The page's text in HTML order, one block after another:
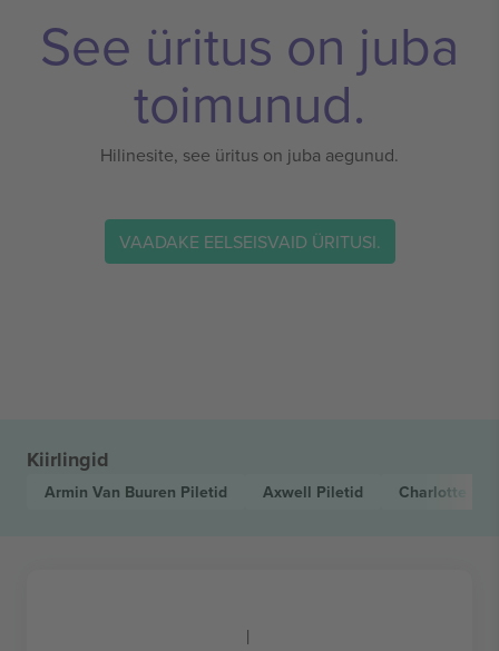
See üritus on juba
toimunud.
Hilinesite, see üritus on juba aegunud.
VAADAKE EELSEISVAID ÜRITUSI.
Kiirlingid
Armin Van Buuren Piletid Axwell Piletid Charlotte